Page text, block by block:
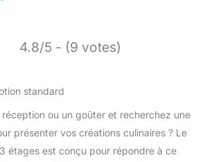
4.8/5 - (9 votes)
ou un goûter et recherchez une
présenter vos créations culinaires ? Le
étages est conçu pour répondre à ce